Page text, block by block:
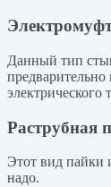
Данный тип
Раструбная
Этот вид пайки
надо.